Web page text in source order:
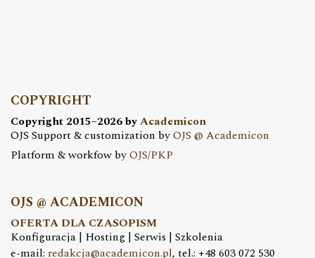
COPYRIGHT
Copyright 2015–2026 byAcademicon
OJS Support & customization byOJS @ Academicon
Platform & workfow byOJS/PKP
OJS @ ACADEMICON
OFERTA DLA CZASOPISM
Konfiguracja | Hosting | Serwis | Szkolenia
e-mail: redakcja@academicon.pl, tel.: +48 603 072 530